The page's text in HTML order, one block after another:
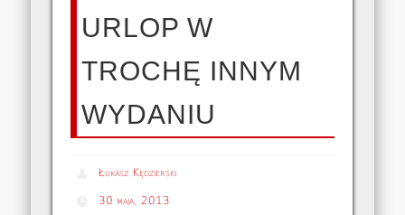
URLOP W
TROCHĘ INNYM
WYDANIU
Łukasz Kędzierski
30 maja, 2013